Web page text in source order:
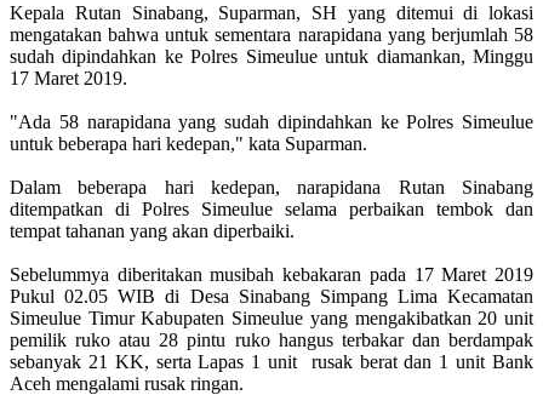
Kepala Rutan Sinabang, Suparman, SH yang ditemui di lokasi
mengatakan bahwa untuk sementara narapidana yang berjumlah 58
sudah dipindahkan ke Polres Simeulue untuk diamankan, Minggu
17 Maret 2019.
"Ada 58 narapidana yang sudah dipindahkan ke Polres Simeulue
untuk beberapa hari kedepan," kata Suparman.
Dalam beberapa hari kedepan, narapidana Rutan Sinabang
ditempatkan di Polres Simeulue selama perbaikan tembok dan
tempat tahanan yang akan diperbaiki.
Sebelummya diberitakan musibah kebakaran pada 17 Maret 2019
Pukul 02.05 WIB di Desa Sinabang Simpang Lima Kecamatan
Simeulue Timur Kabupaten Simeulue yang mengakibatkan 20 unit
pemilik ruko atau 28 pintu ruko hangus terbakar dan berdampak
sebanyak 21 KK, serta Lapas 1 unit rusak berat dan 1 unit Bank
Aceh mengalami rusak ringan.